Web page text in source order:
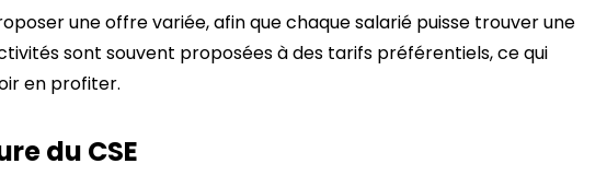
une offre variée, afin que chaque salarié puisse trouver une
sont souvent proposées à des tarifs préférentiels, ce qui
en profiter.
du CSE